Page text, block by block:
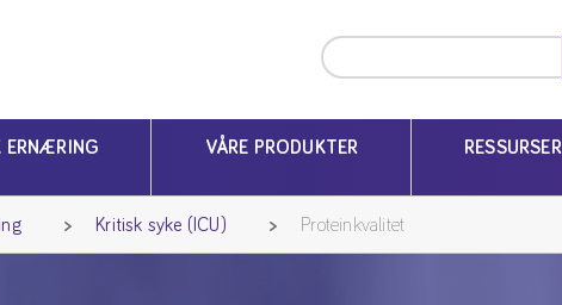
ERNÆRING VÅRE PRODUKTER RESSURSER
Kritisk syke (ICU) Proteinkvalitet